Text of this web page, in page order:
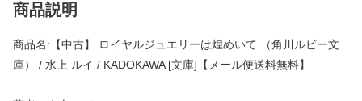
商品説明
商品名:【中古】 ロイヤルジュエリーは煌めいて （角川ルビー文
庫） / 水上 ルイ / KADOKAWA [文庫]【メール便送料無料】